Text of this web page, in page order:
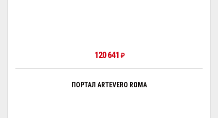
120 641 ₽
ПОРТАЛ ARTEVERO ROMA